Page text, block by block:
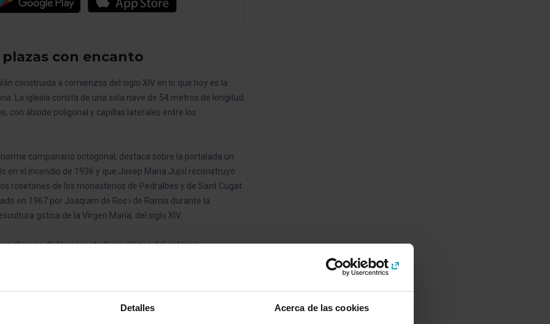
Detalles Acerca de las cookies
con encanto
construida a comienzos del siglo XIV en lo que hoy es la
La iglesia consta de una sola nave de 54 metros de longitud
con ábside poligonal y capillas laterales entre los
campanario octogonal, destaca sobre la portalada un
en el incendio de 1936 y que Josep Maria Jujol reconstruyó
rosetones de los monasterios de Pedralbes y de Sant Cugat.
en 1967 por Joaquim de Ros i de Ramis durante la
gótica de la Virgen María, del siglo XIV.
una de las encantadoras plazas del entorno.
de la iglesia, es un espacio llano situado entre dos rieras y
y que se caracterizaba por un pino singular. Cuando
su recuerdo, el cual todavía existía en el momento de la
el tronco con una bayoneta, acabando con él. Más